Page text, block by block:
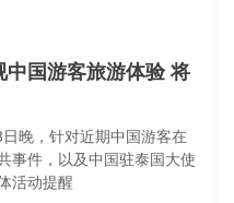
国游客旅游体验 将
晚，针对近期中国游客在
事件，以及中国驻泰国大使
活动提醒